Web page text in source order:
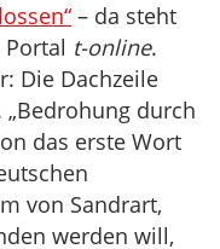
– da steht
t-online.
Die Dachzeile
durch
das erste Wort
von Sandrart,
werden will,